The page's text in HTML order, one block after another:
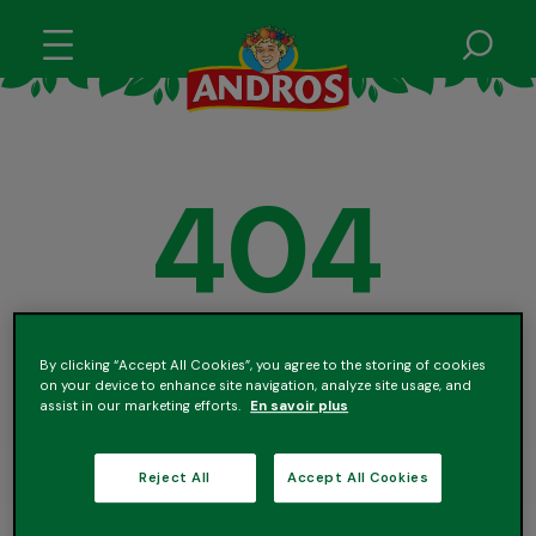
404
Oups, il semblerait que
votre requête n'ait pas
porté ses fruits!
By clicking “Accept All Cookies”, you agree to the storing of cookies
on your device to enhance site navigation, analyze site usage, and
assist in our marketing efforts. En savoir plus
Reject All Accept All Cookies